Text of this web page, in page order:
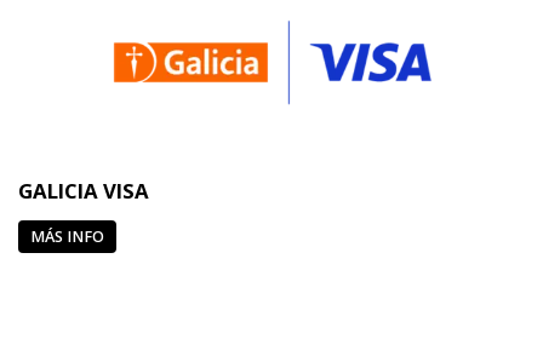
GALICIA VISA
MÁS INFO